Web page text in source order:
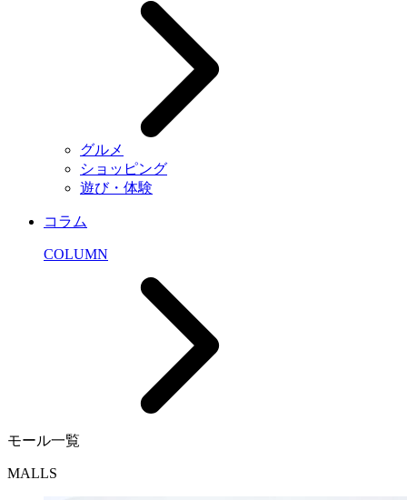
グルメ
ショッピング
遊び・体験
コラム
COLUMN
モール一覧
MALLS